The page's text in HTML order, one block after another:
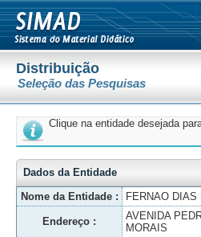
Distribuição
Seleção das Pesquisas
Clique na entidade desejada
Dados da Entidade
Nome da Entidade :
FERNAO DIAS
Endereço :
AVENIDA
MORAIS